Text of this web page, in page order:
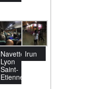
Navette
Lyon
Saint-
Etienne
Irun